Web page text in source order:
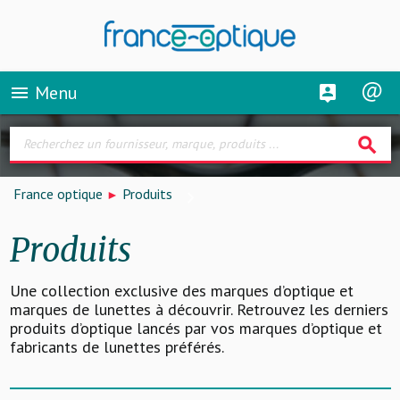
menu Menu
search
France optique Produits
Produits
Une collection exclusive des marques d’optique et
marques de lunettes à découvrir. Retrouvez les derniers
produits d’optique lancés par vos marques d’optique et
fabricants de lunettes préférés.